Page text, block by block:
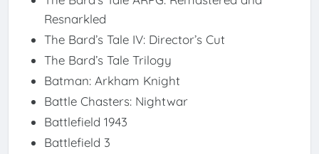
Resnarkled
The Bard’s Tale IV: Director’s Cut
The Bard’s Tale Trilogy
Batman: Arkham Knight
Battle Chasters: Nightwar
Battlefield 1943
Battlefield 3